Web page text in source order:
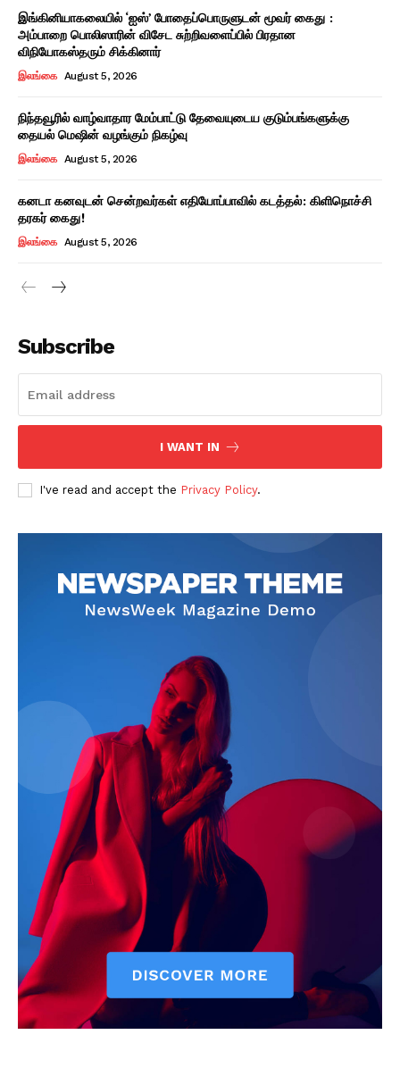
இங்கினியாகலையில் ‘ஐஸ்’ போதைப்பொருளுடன் மூவர் கைது :
அம்பாறை பொலிஸாரின் விசேட சுற்றிவளைப்பில் பிரதான
விநியோகஸ்தரும் சிக்கினார்
இலங்கை August 5, 2026
நிந்தவூரில் வாழ்வாதார மேம்பாட்டு தேவையுடைய குடும்பங்களுக்கு
தையல் மெஷின் வழங்கும் நிகழ்வு
இலங்கை August 5, 2026
கனடா கனவுடன் சென்றவர்கள் எதியோப்பாவில் கடத்தல்: கிளிநொச்சி
தரகர் கைது!
இலங்கை August 5, 2026
Subscribe
I WANT IN
I've read and accept the Privacy Policy.